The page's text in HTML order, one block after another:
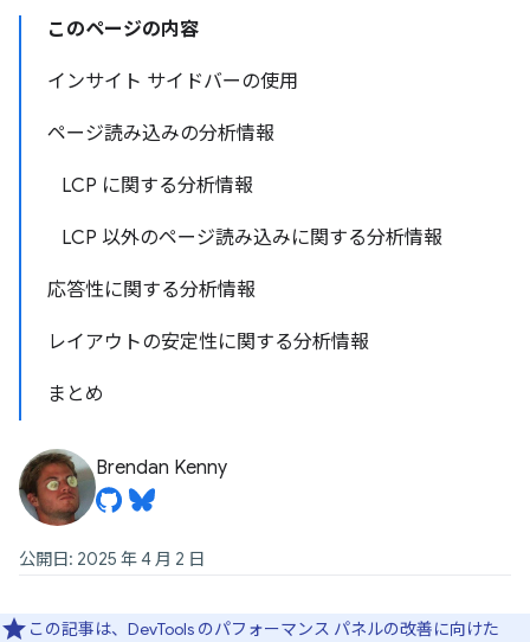
このページの内容
インサイト サイドバーの使用
ページ読み込みの分析情報
LCP に関する分析情報
LCP 以外のページ読み込みに関する分析情報
応答性に関する分析情報
レイアウトの安定性に関する分析情報
まとめ
Brendan Kenny
公開日: 2025 年 4 月 2 日
この記事は、DevTools のパフォーマンス パネルの改善に向けた